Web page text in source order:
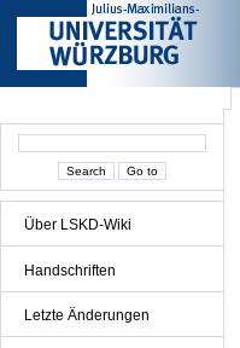
Über LSKD-Wiki
Handschriften
Letzte Änderungen